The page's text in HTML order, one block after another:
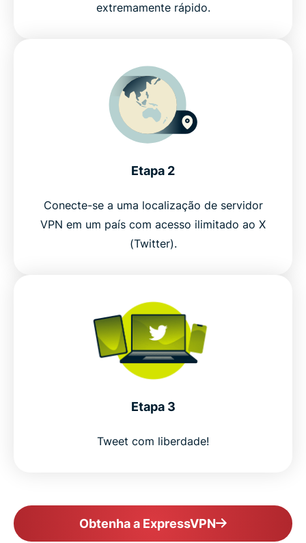
extremamente rápido.
Etapa 2
Conecte-se a uma localização de servidor
VPN em um país com acesso ilimitado ao X
(Twitter).
Etapa 3
Tweet com liberdade!
Obtenha a ExpressVPN